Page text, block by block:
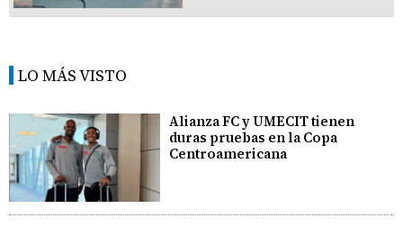
LO MÁS VISTO
Alianza FC y UMECIT tienen
duras pruebas en la Copa
Centroamericana